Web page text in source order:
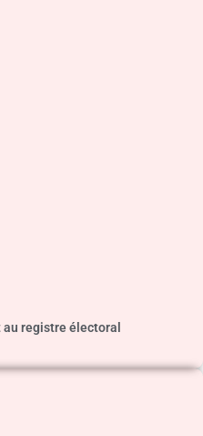
registre électoral